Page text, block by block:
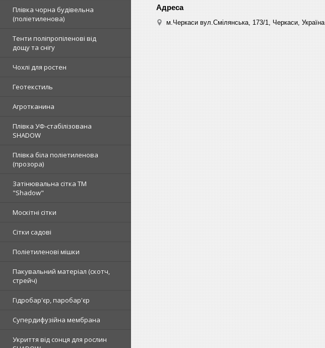
Плівка чорна будівельна
(поліетиленова)
Тенти поліпропіленові від
дощу та снігу
Чохлі для ростен
Геотекстиль
Агротканина
Плівка УФ-стабілізована
SHADOW
Плівка біла поліетиленова
(прозора)
Затінювальна сітка ТМ
"Shadow"
Москітні сітки
Сітки садові
Поліетиленові мішки
Пакувальний матеріал (скотч,
стрейч)
Гідробар'єр, паробар'єр
Супердифузійна мембрана
Укриття від сонця для рослин
м.Черкаси вул.Смілянська, 173/1, Черкаси, Україна